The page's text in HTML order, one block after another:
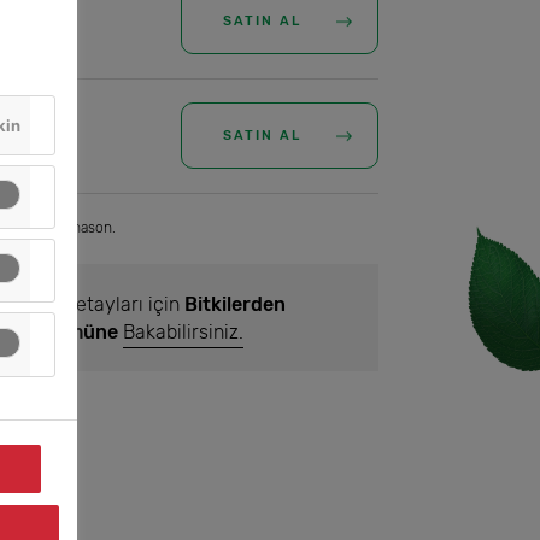
SATIN AL
SATIN AL
(%92,5), Anason.
Detayları için Bitkilerden
Bölümüne Bakabilirsiniz.